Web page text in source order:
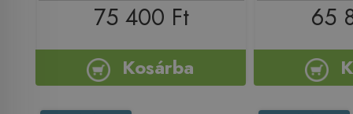
75 400 Ft
Kosárba
65